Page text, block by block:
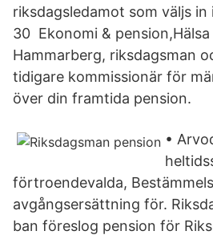
riksdagsledamot som väljs
30 Ekonomi &
Hammarberg, riksdagsman
tidigare kommissionär för
över din framtida pension.
•
förtroendevalda,
avgångsersättning för.
ban föreslog pension för